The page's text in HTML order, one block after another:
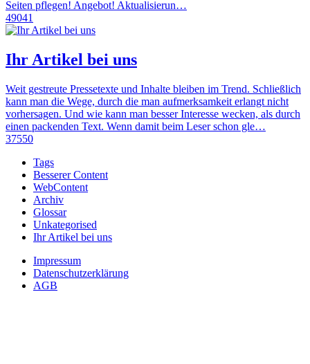
Seiten pflegen! Angebot! Aktualisierun…
49041
Ihr Artikel bei uns
Weit gestreute Pressetexte und Inhalte bleiben im Trend. Schließlich
kann man die Wege, durch die man aufmerksamkeit erlangt nicht
vorhersagen. Und wie kann man besser Interesse wecken, als durch
einen packenden Text. Wenn damit beim Leser schon gle…
37550
Tags
Besserer Content
WebContent
Archiv
Glossar
Unkategorised
Ihr Artikel bei uns
Impressum
Datenschutzerklärung
AGB